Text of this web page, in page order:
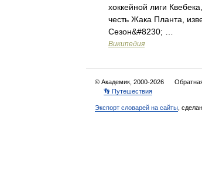
хоккейной лиги
честь Жака Планта,
Сезон&#8230; …
Википедия
© Академик, 2000-2026
👣 Путешествия
Экспорт словарей на сайты ,